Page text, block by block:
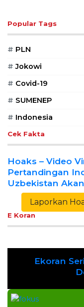
Popular Tags
# PLN
# Jokowi
# Covid-19
# SUMENEP
# Indonesia
Cek Fakta
Hoaks – Video
Pertandingan
Uzbekistan
Laporkan
E Koran
Ekoran